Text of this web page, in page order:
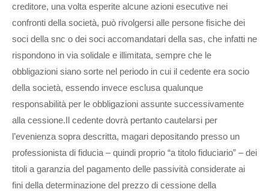
creditore, una volta esperite alcune azioni esecutive nei
confronti della società, può rivolgersi alle persone fisiche dei
soci della snc o dei soci accomandatari della sas, che infatti ne
rispondono in via solidale e illimitata, sempre che le
obbligazioni siano sorte nel periodo in cui il cedente era socio
della società, essendo invece esclusa qualunque
responsabilità per le obbligazioni assunte successivamente
alla cessione.Il cedente dovrà pertanto cautelarsi per
l’evenienza sopra descritta, magari depositando presso un
professionista di fiducia – quindi proprio “a titolo fiduciario” – dei
titoli a garanzia del pagamento delle passività considerate ai
fini della determinazione del prezzo di cessione della